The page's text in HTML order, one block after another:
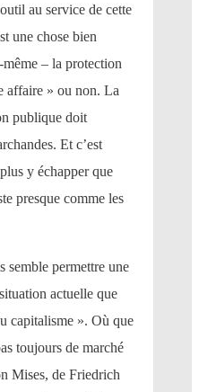
au service de cette
une chose bien
– la protection
affaire » ou non. La
publique doit
Et c’est
y échapper que
presque comme les
semble permettre une
actuelle que
capitalisme ». Où que
toujours de marché
Mises, de Friedrich